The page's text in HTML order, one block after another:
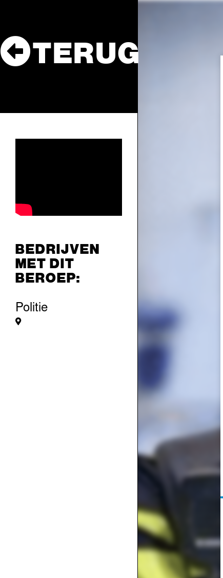
TERUG
BEDRIJVEN
MET DIT
BEROEP:
Politie